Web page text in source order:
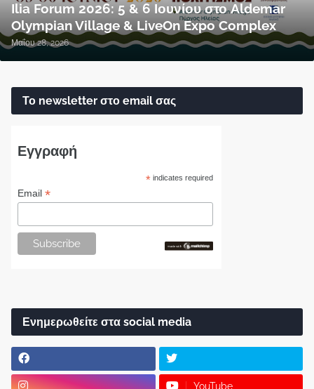
Ilia Forum 2026: 5 & 6 Ιουνίου στο Aldemar
Olympian Village & LiveOn Expo Complex
Μαΐου 28, 2026
Το newsletter στο email σας
Εγγραφή
* indicates required
Email *
Ενημερωθείτε στα social media
YouTube